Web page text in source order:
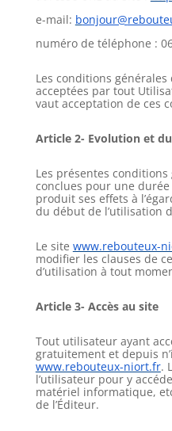
e-mail: bonjour@
numéro de téléphone :
Les conditions
acceptées par tout
vaut acceptation de ces
Article 2- Evolution et
Les présentes
conclues pour une
produit ses effets à
du début de l’utilisation
Le site www.rebouteux-
modifier les clauses de
d’utilisation à tout
Article 3- Accès au site
Tout utilisateur ayant
gratuitement et depuis
www.rebouteux-niort.fr.
l’utilisateur pour y
matériel informatique,
de l’Éditeur.